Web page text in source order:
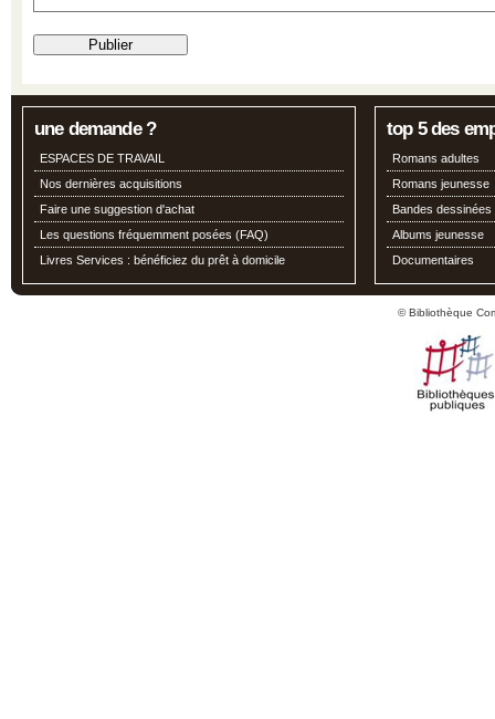
une demande ?
ESPACES DE TRAVAIL
Nos dernières acquisitions
Faire une suggestion d'achat
Les questions fréquemment posées (FAQ)
Livres Services : bénéficiez du prêt à domicile
top 5 des
Romans adultes
Romans jeunesse
Bandes dessinées
Albums jeunesse
Documentaires
© Bibliothèque